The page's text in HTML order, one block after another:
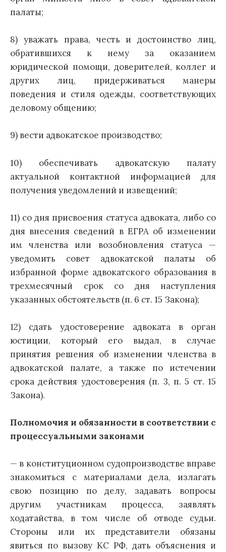
палаты;
8) уважать права, честь и достоинство лиц,
обратившихся к нему за оказанием
юридической помощи, доверителей, коллег и
других лиц, придерживаться манеры
поведения и стиля одежды, соответствующих
деловому общению;
9) вести адвокатское производство;
10) обеспечивать адвокатскую палату
актуальной контактной информацией для
получения уведомлений и извещений;
11) со дня присвоения статуса адвоката, либо со
дня внесения сведений в ЕГРА об изменении
им членства или возобновления статуса —
уведомить совет адвокатской палаты об
избранной форме адвокатского образования в
трехмесячный срок со дня наступления
указанных обстоятельств (п. 6 ст. 15 Закона);
12) сдать удостоверение адвоката в орган
юстиции, который его выдал, в случае
принятия решения об изменении членства в
адвокатской палате, а также по истечении
срока действия удостоверения (п. 3, п. 5 ст. 15
Закона).
Полномочия и обязанности в соответствии с
процессуальными законами
— в конституционном судопроизводстве вправе
знакомиться с материалами дела, излагать
свою позицию по делу, задавать вопросы
другим участникам процесса, заявлять
ходатайства, в том числе об отводе судьи.
Стороны или их представители обязаны
явиться по вызову КС РФ, дать объяснения и